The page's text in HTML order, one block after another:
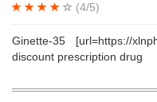
(4/5)
Ginette-35 [url=https://
discount prescription drug